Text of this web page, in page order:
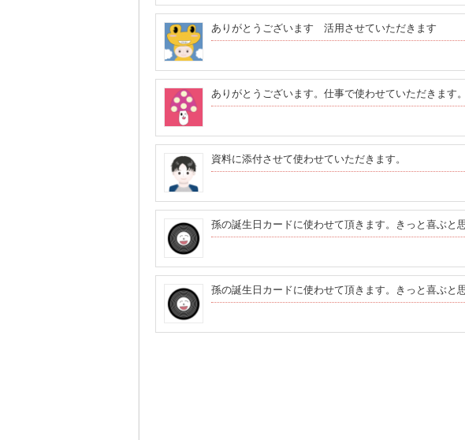
ありがとうございます 活用させていただきます
ありがとうございます。仕事で使わせていただきます。
資料に添付させて使わせていただきます。
孫の誕生日カードに使わせて頂きます。きっと喜ぶと思
孫の誕生日カードに使わせて頂きます。きっと喜ぶと思